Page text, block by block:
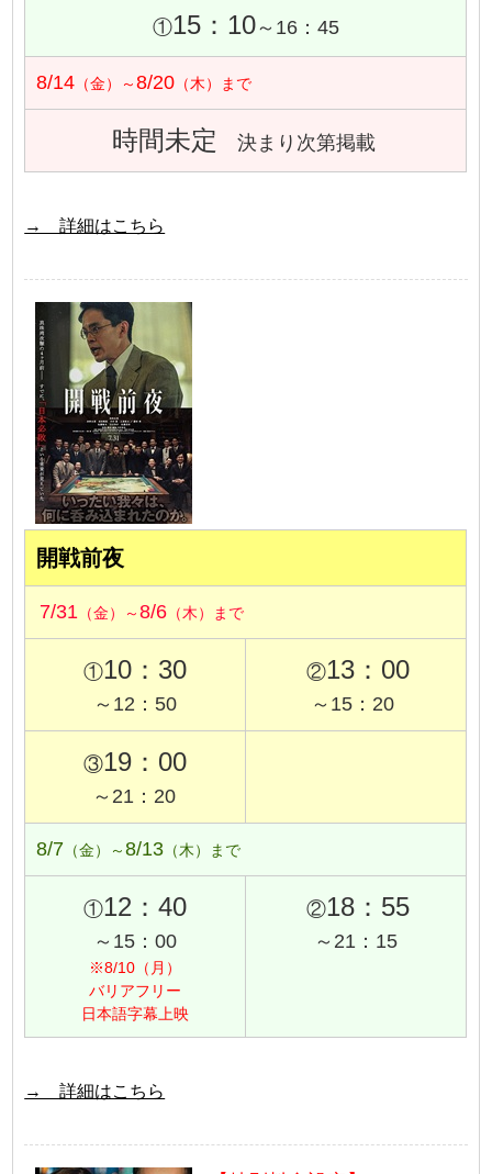
①15：10～16：45
8/14 （金）～8/20 （木）まで
時間未定 決まり次第掲載
→ 詳細はこちら
開戦前夜
7/31 （金）～8/6 （木）まで
①10：30
～12：50
②13：00
～15：20
③19：00
～21：20
8/7 （金）～8/13 （木）まで
①12：40
～15：00
※8/10（月）
バリアフリー
日本語字幕上映
②18：55
～21：15
→ 詳細はこちら